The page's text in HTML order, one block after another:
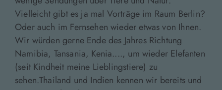
Vielleicht gibt es ja mal Vorträge im Raum Berlin?
Oder auch im Fernsehen wieder etwas von Ihnen.
Wir würden gerne Ende des Jahres Richtung
Namibia, Tansania, Kenia...., um wieder Elefanten
(seit Kindheit meine Lieblingstiere) zu
sehen.Thailand und Indien kennen wir bereits und